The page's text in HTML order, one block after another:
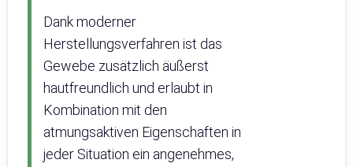
Dank moderner
Herstellungsverfahren ist das
Gewebe zusätzlich äußerst
hautfreundlich und erlaubt in
Kombination mit den
atmungsaktiven Eigenschaften in
jeder Situation ein angenehmes,